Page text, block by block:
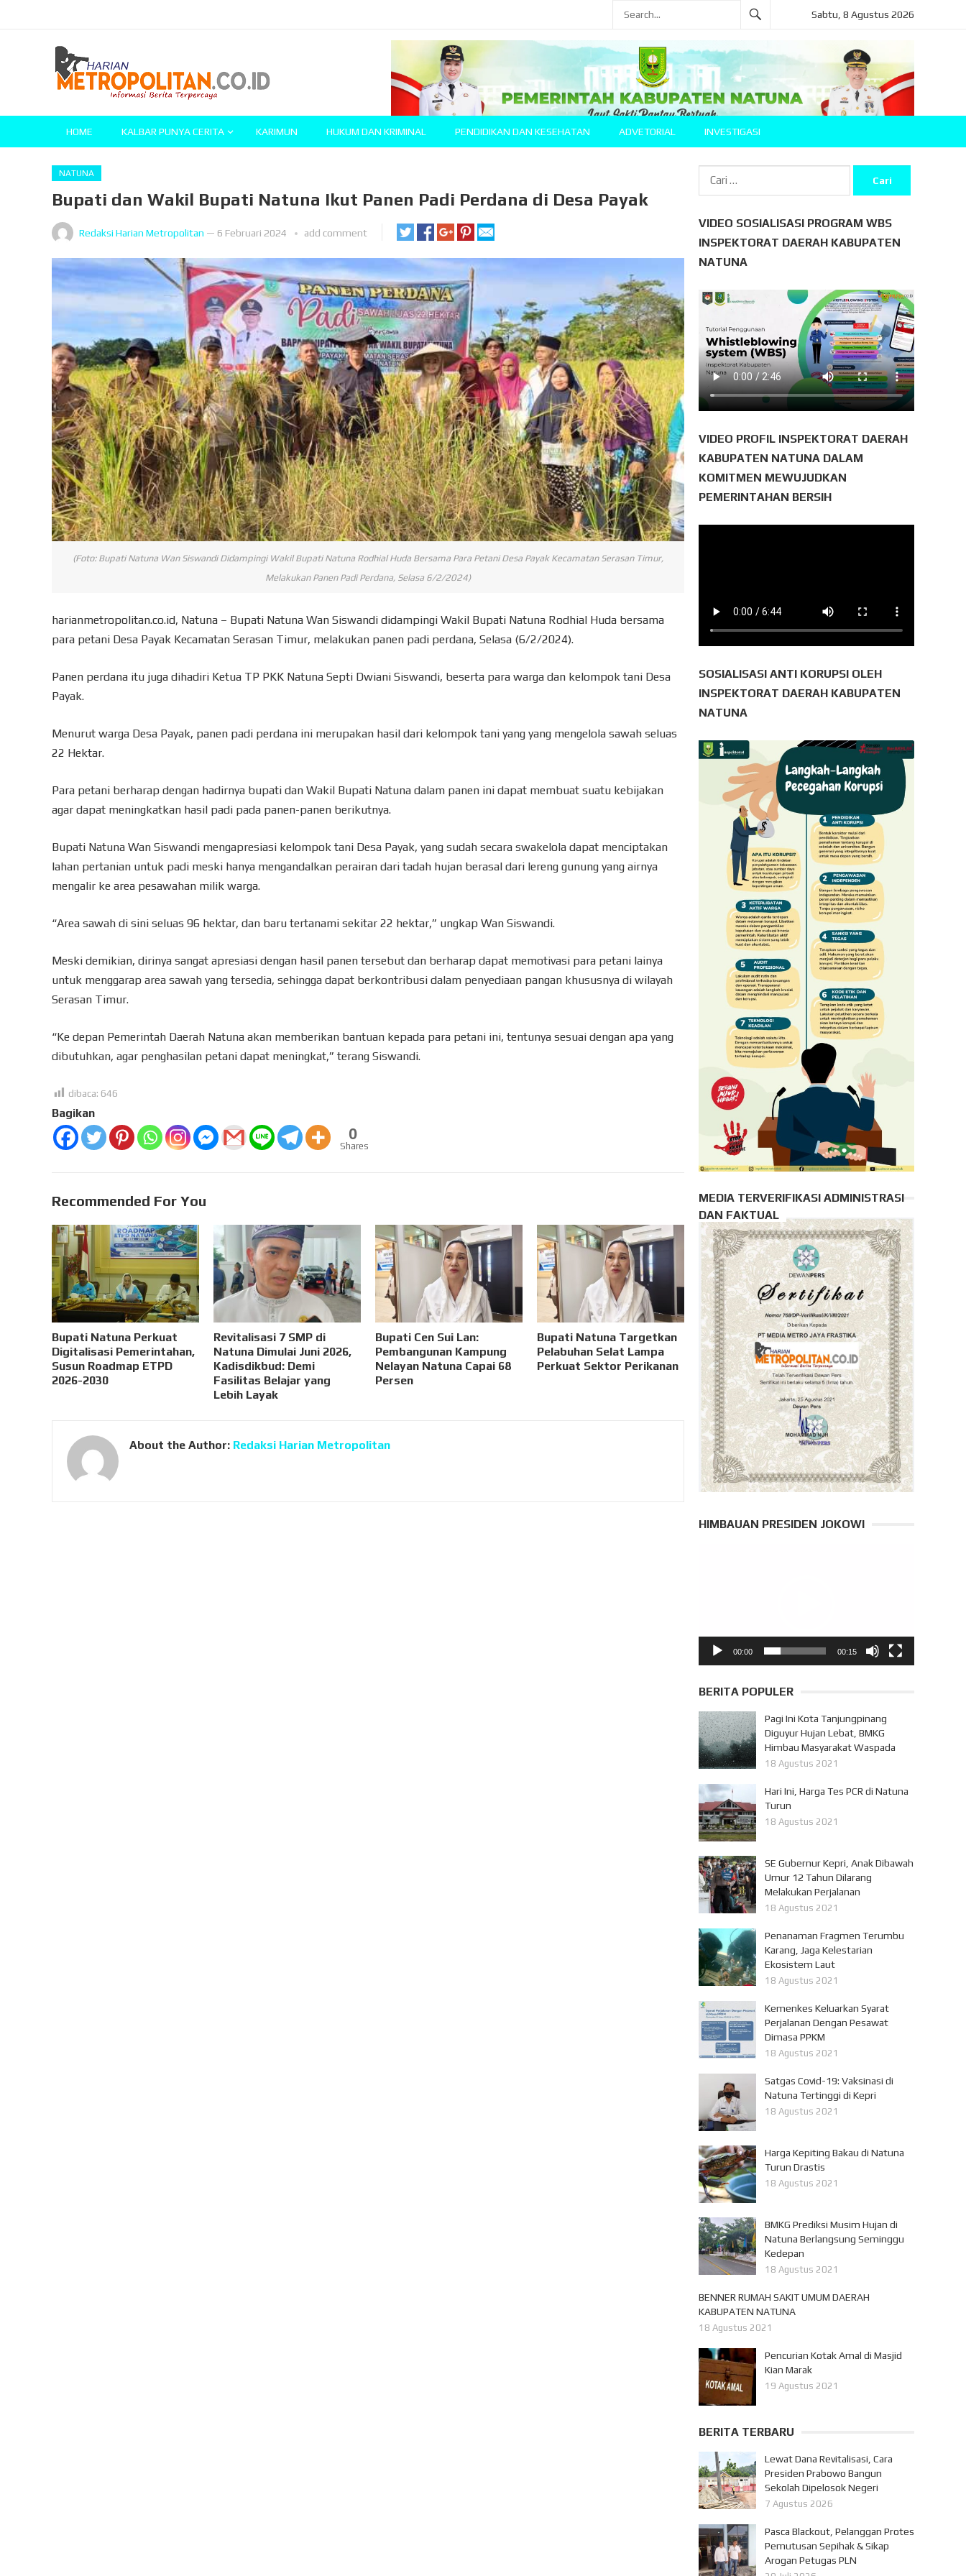
Sabtu, 8 Agustus 2026
HOME KALBAR PUNYA CERITA KARIMUN HUKUM DAN KRIMINAL PENDIDIKAN DAN KESEHATAN ADVETORIAL INVESTIGASI
NATUNA
Bupati dan Wakil Bupati Natuna Ikut Panen Padi Perdana di Desa Payak
Redaksi Harian Metropolitan — 6 Februari 2024 add comment
(Foto: Bupati Natuna Wan Siswandi Didampingi Wakil Bupati Natuna Rodhial Huda Bersama Para Petani Desa Payak Kecamatan Serasan Timur,
Melakukan Panen Padi Perdana, Selasa 6/2/2024)
harianmetropolitan.co.id, Natuna – Bupati Natuna Wan Siswandi didampingi Wakil Bupati Natuna Rodhial Huda bersama
para petani Desa Payak Kecamatan Serasan Timur, melakukan panen padi perdana, Selasa (6/2/2024).
Panen perdana itu juga dihadiri Ketua TP PKK Natuna Septi Dwiani Siswandi, beserta para warga dan kelompok tani Desa
Payak.
Menurut warga Desa Payak, panen padi perdana ini merupakan hasil dari kelompok tani yang yang mengelola sawah seluas
22 Hektar.
Para petani berharap dengan hadirnya bupati dan Wakil Bupati Natuna dalam panen ini dapat membuat suatu kebijakan
agar dapat meningkatkan hasil padi pada panen-panen berikutnya.
Bupati Natuna Wan Siswandi mengapresiasi kelompok tani Desa Payak, yang sudah secara swakelola dapat menciptakan
lahan pertanian untuk padi meski hanya mengandalkan perairan dari tadah hujan berasal dari lereng gunung yang airnya
mengalir ke area pesawahan milik warga.
“Area sawah di sini seluas 96 hektar, dan baru tertanami sekitar 22 hektar,” ungkap Wan Siswandi.
Meski demikian, dirinya sangat apresiasi dengan hasil panen tersebut dan berharap dapat memotivasi para petani lainya
untuk menggarap area sawah yang tersedia, sehingga dapat berkontribusi dalam penyediaan pangan khususnya di wilayah
Serasan Timur.
“Ke depan Pemerintah Daerah Natuna akan memberikan bantuan kepada para petani ini, tentunya sesuai dengan apa yang
dibutuhkan, agar penghasilan petani dapat meningkat,” terang Siswandi.
dibaca: 646
Bagikan
0
Shares
Recommended For You
Bupati Natuna Perkuat
Digitalisasi Pemerintahan,
Susun Roadmap ETPD
2026-2030
Revitalisasi 7 SMP di
Natuna Dimulai Juni 2026,
Kadisdikbud: Demi
Fasilitas Belajar yang
Lebih Layak
Bupati Cen Sui Lan:
Pembangunan Kampung
Nelayan Natuna Capai 68
Persen
Bupati Natuna Targetkan
Pelabuhan Selat Lampa
Perkuat Sektor Perikanan
About the Author: Redaksi Harian Metropolitan
Cari
untuk:
VIDEO SOSIALISASI PROGRAM WBS
INSPEKTORAT DAERAH KABUPATEN
NATUNA
VIDEO PROFIL INSPEKTORAT DAERAH
KABUPATEN NATUNA DALAM
KOMITMEN MEWUJUDKAN
PEMERINTAHAN BERSIH
SOSIALISASI ANTI KORUPSI OLEH
INSPEKTORAT DAERAH KABUPATEN
NATUNA
MEDIA TERVERIFIKASI ADMINISTRASI
DAN FAKTUAL
HIMBAUAN PRESIDEN JOKOWI
00:00 00:15
BERITA POPULER
Pagi Ini Kota Tanjungpinang
Diguyur Hujan Lebat, BMKG
Himbau Masyarakat Waspada
18 Agustus 2021
Hari Ini, Harga Tes PCR di Natuna
Turun
18 Agustus 2021
SE Gubernur Kepri, Anak Dibawah
Umur 12 Tahun Dilarang
Melakukan Perjalanan
18 Agustus 2021
Penanaman Fragmen Terumbu
Karang, Jaga Kelestarian
Ekosistem Laut
18 Agustus 2021
Kemenkes Keluarkan Syarat
Perjalanan Dengan Pesawat
Dimasa PPKM
18 Agustus 2021
Satgas Covid-19: Vaksinasi di
Natuna Tertinggi di Kepri
18 Agustus 2021
Harga Kepiting Bakau di Natuna
Turun Drastis
18 Agustus 2021
BMKG Prediksi Musim Hujan di
Natuna Berlangsung Seminggu
Kedepan
18 Agustus 2021
BENNER RUMAH SAKIT UMUM DAERAH
KABUPATEN NATUNA
18 Agustus 2021
Pencurian Kotak Amal di Masjid
Kian Marak
19 Agustus 2021
BERITA TERBARU
Lewat Dana Revitalisasi, Cara
Presiden Prabowo Bangun
Sekolah Dipelosok Negeri
7 Agustus 2026
Pasca Blackout, Pelanggan Protes
Pemutusan Sepihak & Sikap
Arogan Petugas PLN